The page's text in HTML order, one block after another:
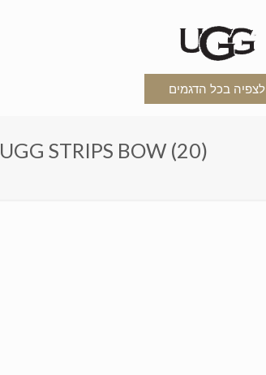
לצפיה בכל הדגמים
מגפי האגג דגם 3280 סרט פסים UGG STRIPS BOW (20)